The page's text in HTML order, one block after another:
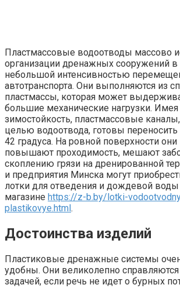
Пластмассовые водоотводы массово
организации дренажных сооружений в
небольшой интенсивностью
автотранспорта. Они выполняются из
пластмассы, которая может
большие механические нагрузки.
зимостойкость, пластмассовые
целью водоотвода, готовы
42 градуса. На ровной поверхности
повышают проходимость, мешают
скоплению грязи на дренированной
и предприятия Минска могут
лотки для отведения и дождевой воды
магазине https://z-b.by/lotki-
plastikovye.html.
Достоинства изделий
Пластиковые дренажные системы
удобны. Они великолепно
задачей, если речь не идет о бурных